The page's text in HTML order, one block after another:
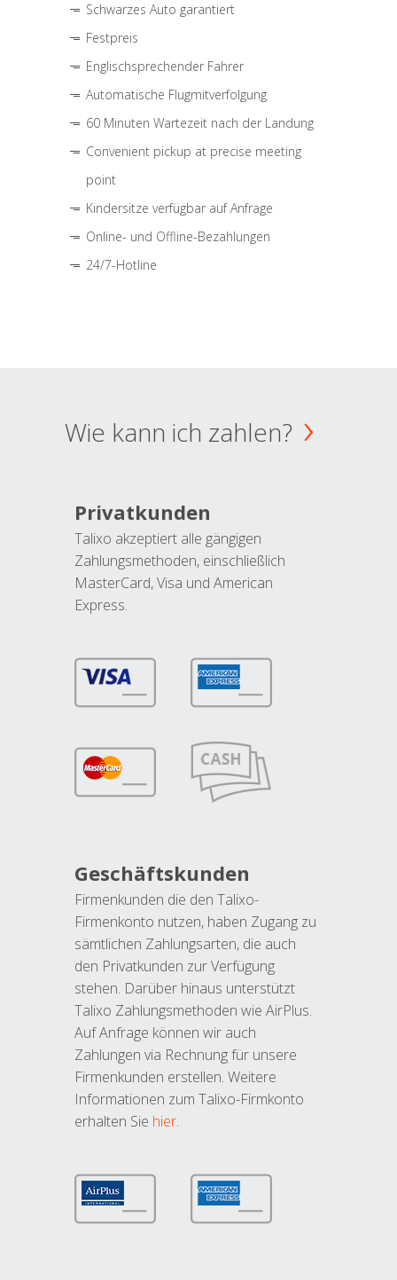
Schwarzes Auto garantiert
Festpreis
Englischsprechender Fahrer
Automatische Flugmitverfolgung
60 Minuten Wartezeit nach der Landung
Convenient pickup at precise meeting
point
Kindersitze verfügbar auf Anfrage
Online- und Offline-Bezahlungen
24/7-Hotline
Wie kann ich zahlen?
Privatkunden
Talixo akzeptiert alle gängigen
Zahlungsmethoden, einschließlich
MasterCard, Visa und American
Express.
Geschäftskunden
Firmenkunden die den Talixo-
Firmenkonto nutzen, haben Zugang zu
sämtlichen Zahlungsarten, die auch
den Privatkunden zur Verfügung
stehen. Darüber hinaus unterstützt
Talixo Zahlungsmethoden wie AirPlus.
Auf Anfrage können wir auch
Zahlungen via Rechnung für unsere
Firmenkunden erstellen. Weitere
Informationen zum Talixo-Firmkonto
erhalten Sie hier.